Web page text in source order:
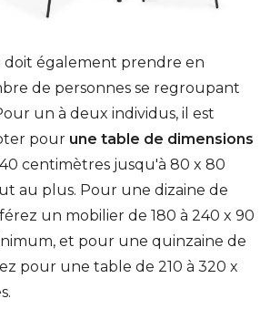
doit également prendre en
de personnes se regroupant
un à deux individus, il est
pour une table de dimensions
centimètres jusqu'à 80 x 80
au plus. Pour une dizaine de
un mobilier de 180 à 240 x 90
et pour une quinzaine de
pour une table de 210 à 320 x